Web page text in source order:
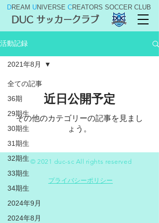
DREAM UNIVERSE CREATORS SOCCER CLUB
DUC サッカークラブ
活動記録
全ての記事
36期
29期生
30期生
31期生
32期生
33期生
34期生
2024年9月
2024年8月
2021年8月
近日公開予定
その他のカテゴリーの記事を見まし
ょう。
© 2021 duc-sc All rights reserved
プライバシーポリシー